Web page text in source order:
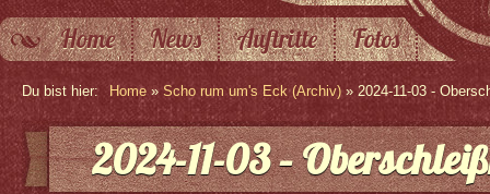
Home News Auftritte Fotos
Du bist hier: Home » Scho rum um's Eck (Archiv) » 2024-11-03 -
2024-11-03 –